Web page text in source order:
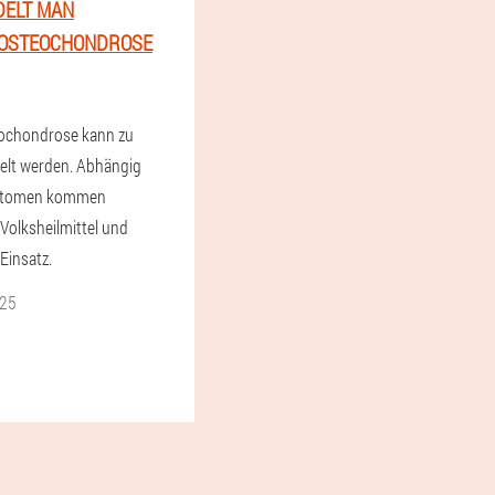
MAN
kann zu
werden. Abhängig
kommen
und